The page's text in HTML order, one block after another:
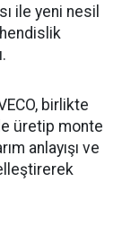
ile yeni nesil
birlikte
üretip monte
anlayışı ve